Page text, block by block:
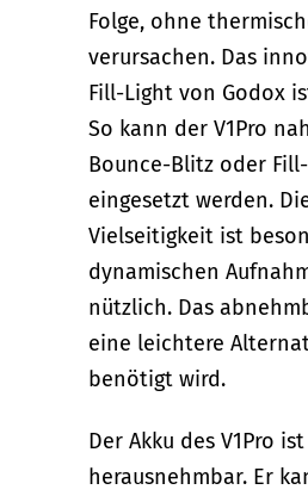
Folge, ohne
verursachen. Das
Fill-Light von Godox
So kann der V1Pro
Bounce-Blitz oder
eingesetzt werden.
Vielseitigkeit ist
dynamischen
nützlich. Das
eine leichtere
benötigt wird.
Der Akku des V1Pro ist
herausnehmbar. Er